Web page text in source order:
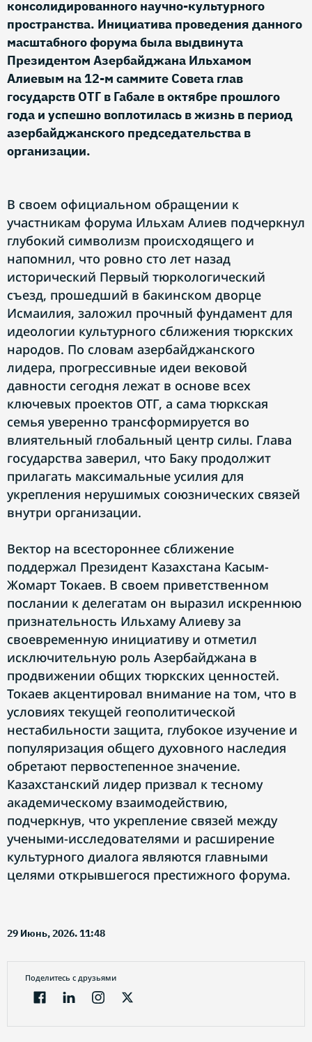
консолидированного научно-культурного
пространства. Инициатива проведения данного
масштабного форума была выдвинута
Президентом Азербайджана Ильхамом
Алиевым на 12-м саммите Совета глав
государств ОТГ в Габале в октябре прошлого
года и успешно воплотилась в жизнь в период
азербайджанского председательства в
организации.
В своем официальном обращении к
участникам форума Ильхам Алиев подчеркнул
глубокий символизм происходящего и
напомнил, что ровно сто лет назад
исторический Первый тюркологический
съезд, прошедший в бакинском дворце
Исмаилия, заложил прочный фундамент для
идеологии культурного сближения тюркских
народов. По словам азербайджанского
лидера, прогрессивные идеи вековой
давности сегодня лежат в основе всех
ключевых проектов ОТГ, а сама тюркская
семья уверенно трансформируется во
влиятельный глобальный центр силы. Глава
государства заверил, что Баку продолжит
прилагать максимальные усилия для
укрепления нерушимых союзнических связей
внутри организации.
Вектор на всестороннее сближение
поддержал Президент Казахстана Касым-
Жомарт Токаев. В своем приветственном
послании к делегатам он выразил искреннюю
признательность Ильхаму Алиеву за
своевременную инициативу и отметил
исключительную роль Азербайджана в
продвижении общих тюркских ценностей.
Токаев акцентировал внимание на том, что в
условиях текущей геополитической
нестабильности защита, глубокое изучение и
популяризация общего духовного наследия
обретают первостепенное значение.
Казахстанский лидер призвал к тесному
академическому взаимодействию,
подчеркнув, что укрепление связей между
учеными-исследователями и расширение
культурного диалога являются главными
целями открывшегося престижного форума.
29 Июнь, 2026. 11:48
Поделитесь с друзьями